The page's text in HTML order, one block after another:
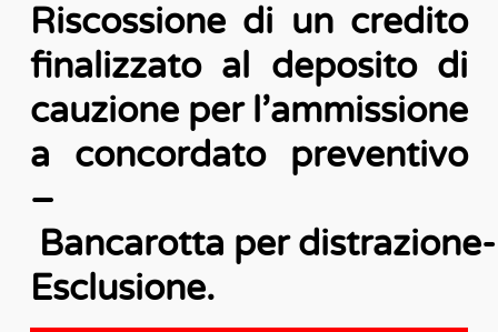
Riscossione di un credito
finalizzato al deposito di
cauzione per l’ammissione
a concordato preventivo
–
Bancarotta per distrazione-
Esclusione.